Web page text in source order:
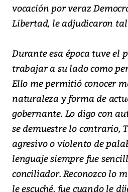
vocación por veraz
Libertad, le adjudicaron tal
Durante esa época tuve el
trabajar a su lado como
Ello me permitió conocer
naturaleza y forma de
gobernante. Lo digo con
se demuestre lo contrario,
agresivo o violento de
lenguaje siempre fue
conciliador. Reconozco lo
le escuché, fue cuando le